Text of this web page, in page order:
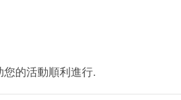
的活動順利進行.